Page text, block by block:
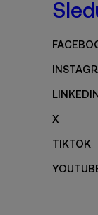
X
TIKTOK